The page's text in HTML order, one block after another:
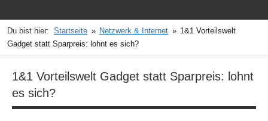
Du bist hier: Startseite Netzwerk & Internet
1&1 Vorteilswelt
Gadget statt Sparpreis: lohnt es sich?
1&1 Vorteilswelt Gadget statt Sparpreis: lohnt
es sich?